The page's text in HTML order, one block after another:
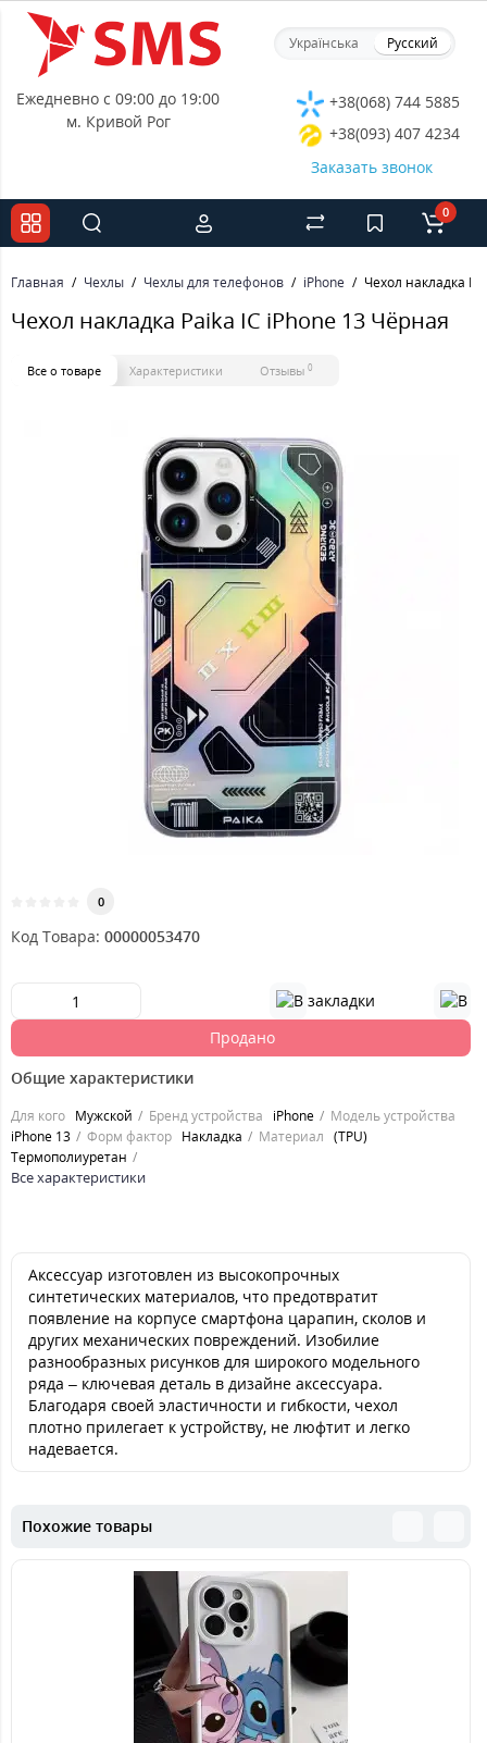
Українська Русский
Ежедневно с 09:00 до 19:00
м. Кривой Рог
+38(068) 744 5885
+38(093) 407 4234
Заказать звонок
0
Главная Чехлы Чехлы для телефонов iPhone Чехол накладка
Чехол накладка Paika IC iPhone 13 Чёрная
Все о товаре Характеристики Отзывы 0
0
Код Товара: 00000053470
Продано
Общие характеристики
Для кого Мужской Бренд устройства iPhone
Модель устройства
iPhone 13
Форм фактор Накладка Материал (TPU)
Термополиуретан
Все характеристики
Аксессуар изготовлен из высокопрочных
синтетических материалов, что предотвратит
появление на корпусе смартфона царапин, сколов и
других механических повреждений. Изобилие
разнообразных рисунков для широкого модельного
ряда – ключевая деталь в дизайне аксессуара.
Благодаря своей эластичности и гибкости, чехол
плотно прилегает к устройству, не люфтит и легко
надевается.
Похожие товары